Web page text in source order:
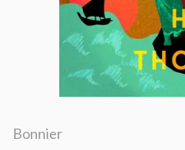
Bonnier